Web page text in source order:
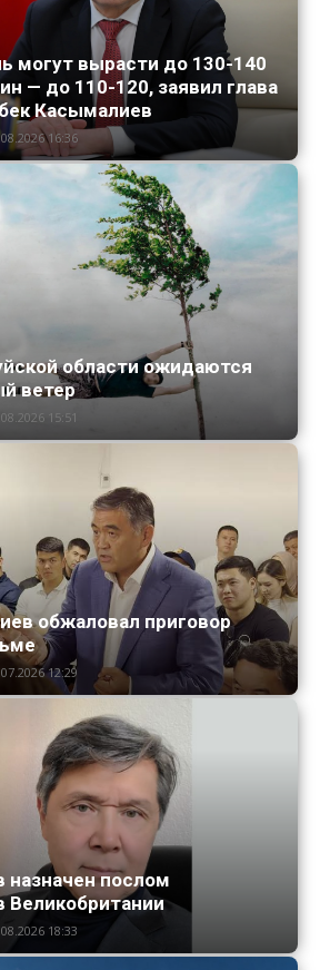
могут вырасти до 130-140
— до 110-120, заявил глава
Касымалиев
16:36
области ожидаются
ветер
15:51
обжаловал приговор
12:29
назначен послом
Великобритании
18:33